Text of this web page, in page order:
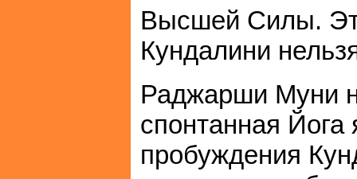
Высшей Силы.
Кундалини
Раджарши Муни
спонтанная Йога
пробуждения